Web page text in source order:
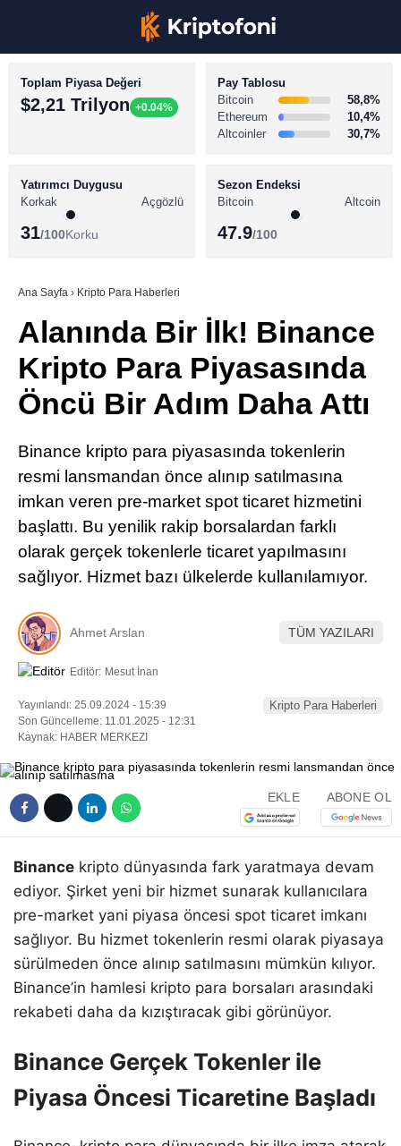
Youtube
TikTok
LinkedIn
Telegram
BİTCOİN HABERLERİ
ALTCOİN HABERLERİ
SÖZLÜK
Toplam Piyasa Değeri
$2,21 Trilyon +0.04%
Pay Tablosu
Bitcoin
58,8%
Ethereum
10,4%
Altcoinler
30,7%
Yatırımcı Duygusu
Korkak
Açgözlü
31/100Korku
Sezon Endeksi
Bitcoin
Altcoin
47.9/100
Ana Sayfa › Kripto Para Haberleri
Alanında Bir İlk! Binance
Kripto Para Piyasasında
Öncü Bir Adım Daha Attı
Binance kripto para piyasasında tokenlerin
resmi lansmandan önce alınıp satılmasına
imkan veren pre-market spot ticaret hizmetini
başlattı. Bu yenilik rakip borsalardan farklı
olarak gerçek tokenlerle ticaret yapılmasını
sağlıyor. Hizmet bazı ülkelerde kullanılamıyor.
Ahmet Arslan TÜM YAZILARI
Editör: Mesut İnan
Yayınlandı: 25.09.2024 - 15:39
Son Güncelleme: 11.01.2025 - 12:31
Kaynak: HABER MERKEZI
Kripto Para Haberleri
EKLE ABONE OL
Binance kripto dünyasında fark yaratmaya devam
ediyor. Şirket yeni bir hizmet sunarak kullanıcılara
pre-market yani piyasa öncesi spot ticaret imkanı
sağlıyor. Bu hizmet tokenlerin resmi olarak piyasaya
sürülmeden önce alınıp satılmasını mümkün kılıyor.
Binance’in hamlesi kripto para borsaları arasındaki
rekabeti daha da kızıştıracak gibi görünüyor.
Binance Gerçek Tokenler ile
Piyasa Öncesi Ticaretine Başladı